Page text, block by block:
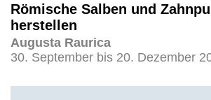
Römische Salben und
herstellen
Augusta Raurica
30. September bis 20. Dezember